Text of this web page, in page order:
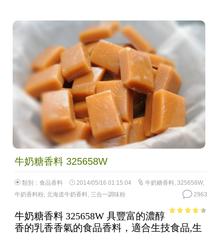
牛奶糖香料 325658W
類別： 食品香料 2014/05/16 01:15:04 牛奶糖香料, 325658W,
牛奶香料粉, 北海道牛奶香料, 三合一調味粉 2963
牛奶糖香料 325658W 具豐富的濃醇
香的乳香香氣的食品香料，適合生技食品,生